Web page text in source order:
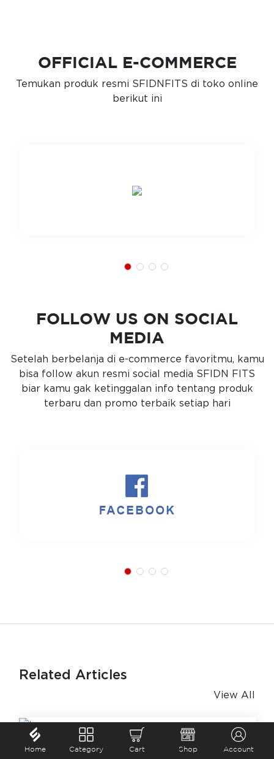
Home Category Cart Shop Account
OFFICIAL E-COMMERCE
Temukan produk resmi SFIDNFITS di toko online
berikut ini
FOLLOW US ON SOCIAL
MEDIA
Setelah berbelanja di e-commerce favoritmu, kamu
bisa follow akun resmi social media SFIDN FITS
biar kamu gak ketinggalan info tentang produk
terbaru dan promo terbaik setiap hari
Related Articles
View All